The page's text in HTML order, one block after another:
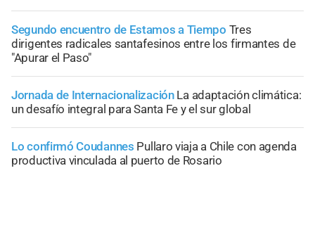
Segundo encuentro de Estamos a Tiempo Tres
dirigentes radicales santafesinos entre los firmantes de
"Apurar el Paso"
Jornada de Internacionalización La adaptación climática:
un desafío integral para Santa Fe y el sur global
Lo confirmó Coudannes Pullaro viaja a Chile con agenda
productiva vinculada al puerto de Rosario